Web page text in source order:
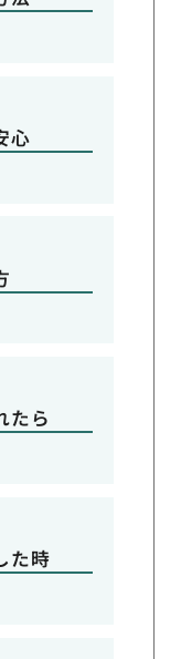
心
たら
た時